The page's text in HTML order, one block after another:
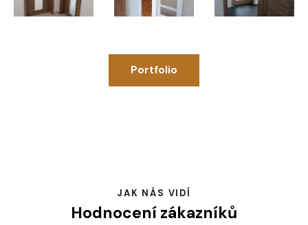
Portfolio
JAK NÁS VIDÍ
Hodnocení zákazníků